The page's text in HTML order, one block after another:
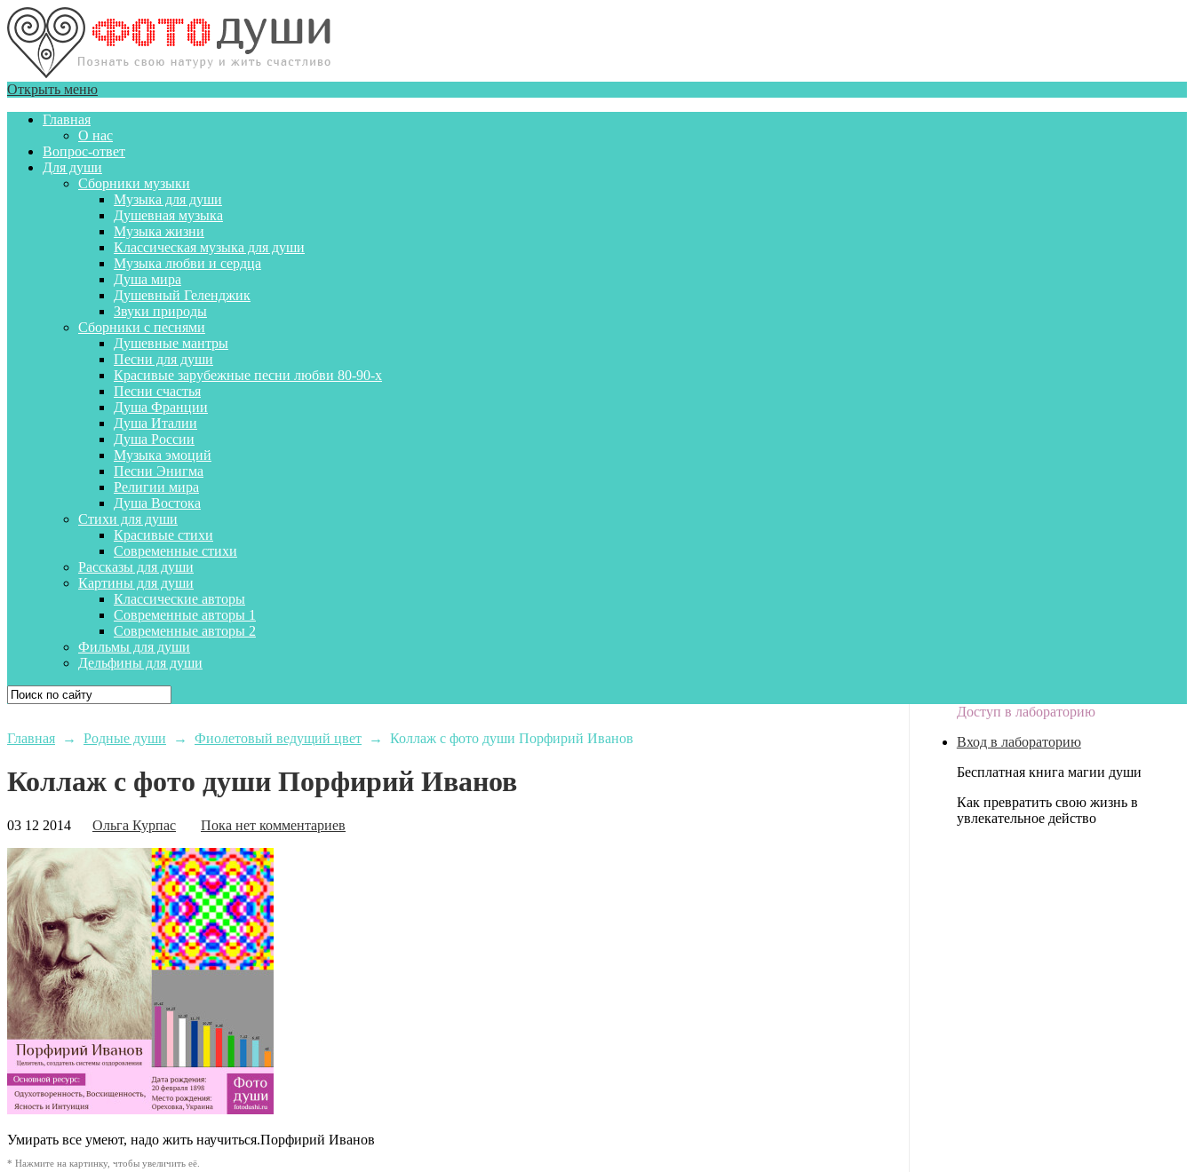
Открыть меню
Главная
О нас
Вопрос-ответ
Для души
Сборники музыки
Музыка для души
Душевная музыка
Музыка жизни
Классическая музыка для души
Музыка любви и сердца
Душа мира
Душевный Геленджик
Звуки природы
Сборники с песнями
Душевные мантры
Песни для души
Красивые зарубежные песни любви 80-90-х
Песни счастья
Душа Франции
Душа Италии
Душа России
Музыка эмоций
Песни Энигма
Религии мира
Душа Востока
Стихи для души
Красивые стихи
Современные стихи
Рассказы для души
Картины для души
Классические авторы
Современные авторы 1
Современные авторы 2
Фильмы для души
Дельфины для души
Главная → Родные души → Фиолетовый ведущий цвет → Коллаж с фото души Порфирий Иванов
Коллаж с фото души Порфирий Иванов
03 12 2014 Ольга Курпас Пока нет комментариев
Умирать все умеют, надо жить научиться.Порфирий Иванов
* Нажмите на картинку, чтобы увеличить её.
Доступ в лабораторию
Вход в лабораторию
Бесплатная книга магии души
Как превратить свою жизнь в
увлекательное действо